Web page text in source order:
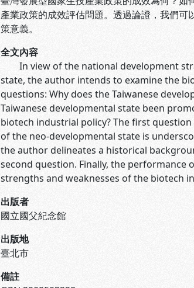
產業政策的成效評估問題。透過論證，我們
策意義。
全文內容
In view of the national development
state, the author intends to examine the
questions: Why does the Taiwanese
Taiwanese developmental state been
biotech industrial policy? The first
of the neo-developmental state is
the author delineates a historical
second question. Finally, the
strengths and weaknesses of the biotech
出版者
國立國父紀念館
出版地
臺北市
備註